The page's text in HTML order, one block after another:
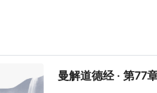
曼解道德经 · 第77